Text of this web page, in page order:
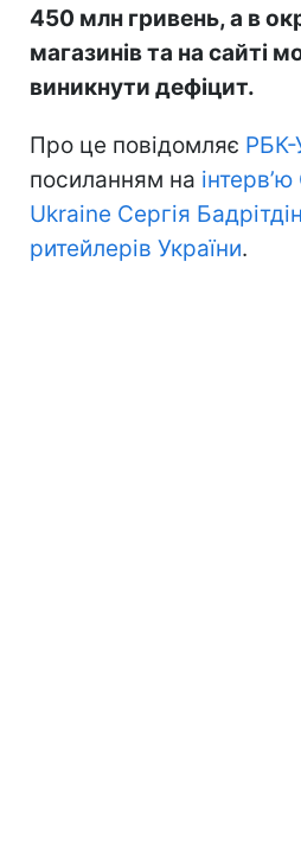
450 млн гривень, а в
магазинів та на сайті
виникнути дефіцит.
Про це повідомляє РБК-
посиланням на
Ukraine Сергія
ритейлерів України.